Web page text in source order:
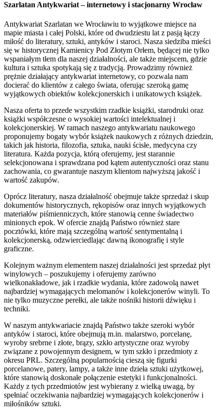
Szarlatan Antykwariat – internetowy i stacjonarny Wrocław
Antykwariat Szarlatan we Wrocławiu to wyjątkowe miejsce na
mapie miasta i całej Polski, które od dwudziestu lat z pasją łączy
miłość do literatury, sztuki, antyków i staroci. Nasza siedziba mieści
się w historycznej Kamienicy Pod Złotym Orłem, będącej nie tylko
wspaniałym tłem dla naszej działalności, ale także miejscem, gdzie
kultura i sztuka spotykają się z tradycją. Prowadzimy również
prężnie działający antykwariat internetowy, co pozwala nam
docierać do klientów z całego świata, oferując szeroką gamę
wyjątkowych obiektów kolekcjonerskich i unikatowych książek.
Nasza oferta to przede wszystkim rzadkie książki, starodruki oraz
książki współczesne o wysokiej wartości intelektualnej i
kolekcjonerskiej. W ramach naszego antykwariatu naukowego
proponujemy bogaty wybór książek naukowych z różnych dziedzin,
takich jak historia, filozofia, sztuka, nauki ścisłe, medycyna czy
literatura. Każda pozycja, którą oferujemy, jest starannie
selekcjonowana i sprawdzana pod kątem autentyczności oraz stanu
zachowania, co gwarantuje naszym klientom najwyższą jakość i
wartość zakupów.
Oprócz literatury, nasza działalność obejmuje także sprzedaż i skup
dokumentów historycznych, rękopisów oraz innych wyjątkowych
materiałów piśmienniczych, które stanowią cenne świadectwo
minionych epok. W ofercie znajdą Państwo również stare
pocztówki, które mają szczególną wartość sentymentalną i
kolekcjonerską, odzwierciedlając dawną ikonografię i style
graficzne.
Kolejnym ważnym elementem naszej działalności jest sprzedaż płyt
winylowych – poszukujemy i oferujemy zarówno
wielkonakładowe, jak i rzadkie wydania, które zadowolą nawet
najbardziej wymagających melomanów i kolekcjonerów winyli. To
nie tylko muzyczne perełki, ale także nośniki historii dźwięku i
techniki.
W naszym antykwariacie znajdą Państwo także szeroki wybór
antyków i staroci, które obejmują m.in. malarstwo, porcelanę,
wyroby srebrne i złote, brązy, szkło artystyczne oraz wyroby
związane z powojennym designem, w tym szkło i przedmioty z
okresu PRL. Szczególną popularnością cieszą się figurki
porcelanowe, patery, lampy, a także inne dzieła sztuki użytkowej,
które stanowią doskonałe połączenie estetyki i funkcjonalności.
Każdy z tych przedmiotów jest wybierany z wielką uwagą, by
spełniać oczekiwania najbardziej wymagających kolekcjonerów i
miłośników sztuki.